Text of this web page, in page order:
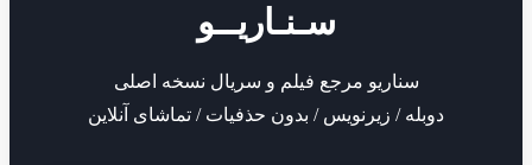
سـنـاریــو
سناریو مرجع فیلم و سریال نسخه اصلی
دوبله / زیرنویس / بدون حذفیات / تماشای آنلاین